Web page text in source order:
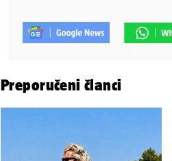
Preporučeni članci